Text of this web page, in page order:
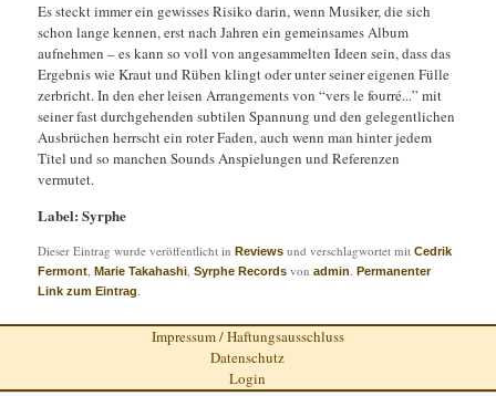
Es steckt immer ein gewisses Risiko darin, wenn Musiker, die sich
schon lange kennen, erst nach Jahren ein gemeinsames Album
aufnehmen – es kann so voll von angesammelten Ideen sein, dass das
Ergebnis wie Kraut und Rüben klingt oder unter seiner eigenen Fülle
zerbricht. In den eher leisen Arrangements von “vers le fourré​.​.​.” mit
seiner fast durchgehenden subtilen Spannung und den gelegentlichen
Ausbrüchen herrscht ein roter Faden, auch wenn man hinter jedem
Titel und so manchen Sounds Anspielungen und Referenzen
vermutet.
Label: Syrphe
Dieser Eintrag wurde veröffentlicht inReviews und verschlagwortet mitCedrik
Fermont,Marie Takahashi,Syrphe Records vonadmin.Permanenter
Link zum Eintrag.
Impressum / Haftungsausschluss
Datenschutz
Login